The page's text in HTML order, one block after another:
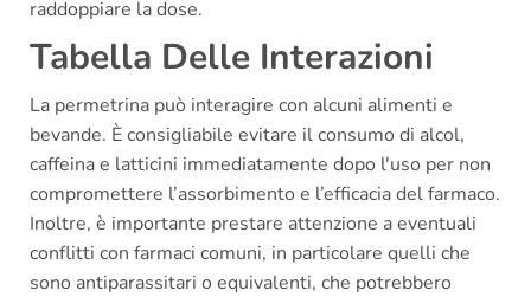
raddoppiare la dose.
Tabella Delle Interazioni
La permetrina può interagire con alcuni alimenti e
bevande. È consigliabile evitare il consumo di alcol,
caffeina e latticini immediatamente dopo l'uso per non
compromettere l’assorbimento e l’efficacia del farmaco.
Inoltre, è importante prestare attenzione a eventuali
conflitti con farmaci comuni, in particolare quelli che
sono antiparassitari o equivalenti, che potrebbero